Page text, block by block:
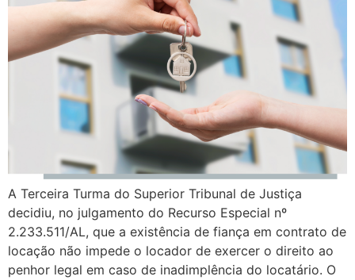
A Terceira Turma do Superior Tribunal de Justiça
decidiu, no julgamento do Recurso Especial nº
2.233.511/AL, que a existência de fiança em contrato de
locação não impede o locador de exercer o direito ao
penhor legal em caso de inadimplência do locatário. O